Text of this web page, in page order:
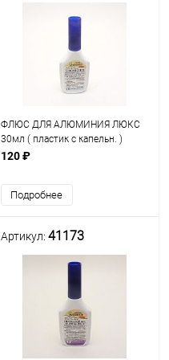
ФЛЮС ДЛЯ АЛЮМИНИЯ ЛЮКС
30мл ( пластик с капельн. )
AVRGROUP (
290C ) Для пайки алюм. и его
сплавов ( АММЦ с медью и
120 ₽
Подробнее
Артикул: 41173